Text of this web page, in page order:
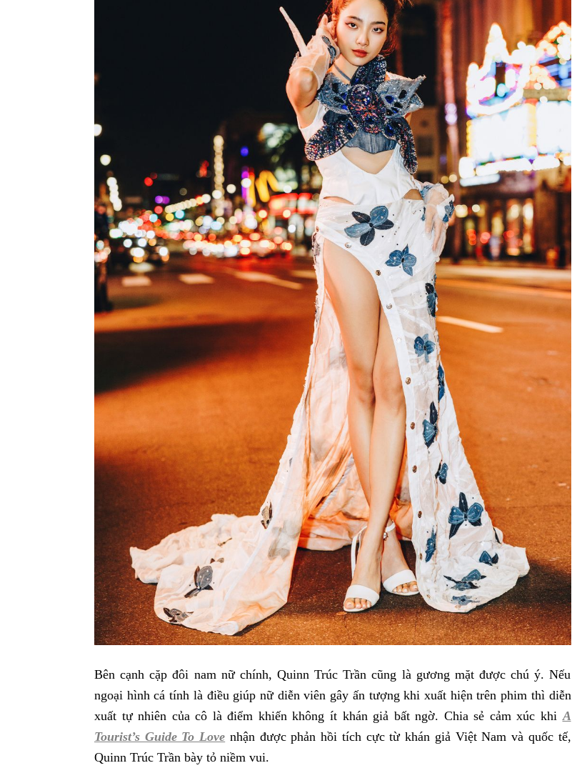
Bên cạnh cặp đôi nam nữ chính, Quinn Trúc Trần cũng là gương mặt được chú ý. Nếu
ngoại hình cá tính là điều giúp nữ diễn viên gây ấn tượng khi xuất hiện trên phim thì diễn
xuất tự nhiên của cô là điểm khiến không ít khán giả bất ngờ. Chia sẻ cảm xúc khiA
Tourist’s Guide To Love nhận được phản hồi tích cực từ khán giả Việt Nam và quốc tế,
Quinn Trúc Trần bày tỏ niềm vui.